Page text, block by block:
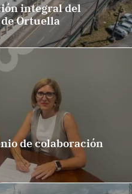
integral del
de Ortuella
de colaboración